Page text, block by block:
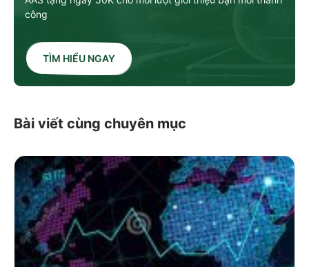
công
TÌM HIỂU NGAY
Bài viết cùng chuyên mục